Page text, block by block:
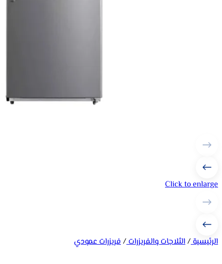
Click to enlarge
الرئيسية/الثلاجات والفريزرات/فريزرات عمودي